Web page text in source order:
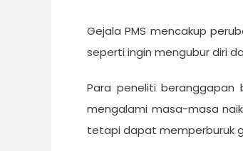
Gejala PMS mencakup
seperti ingin mengubur diri
Para peneliti beranggapan
mengalami masa-masa
tetapi dapat memperburuk